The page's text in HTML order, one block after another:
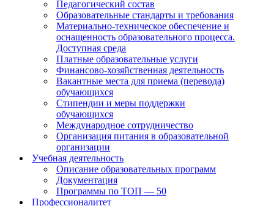
Педагогический состав
Образовательные стандарты и требования
Материально-техническое обеспечение и
оснащенность образовательного процесса.
Доступная среда
Платные образовательные услуги
Финансово-хозяйственная деятельность
Вакантные места для приема (перевода)
обучающихся
Стипендии и меры поддержки
обучающихся
Международное сотрудничество
Организация питания в образовательной
организации
Учебная деятельность
Описание образовательных программ
Документация
Программы по ТОП — 50
Профессионалитет